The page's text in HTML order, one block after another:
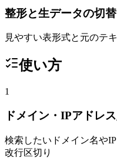
整形と生データの切替
見やすい表形式と元のテ
使い方
1
ドメイン・IPアドレ
検索したいドメイン名や
改行区切り